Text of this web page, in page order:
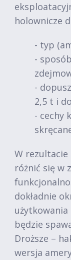
holownicze
- typ
-
-
2,5 t i
- cechy
W rezultacie
różnić się w
dokładnie
będzie
Droższe –
wersja